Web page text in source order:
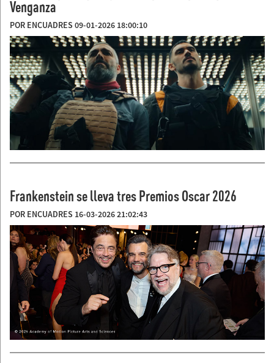
Venganza
POR ENCUADRES 09-01-2026 18:00:10
Frankenstein se lleva tres Premios Oscar 2026
POR ENCUADRES 16-03-2026 21:02:43